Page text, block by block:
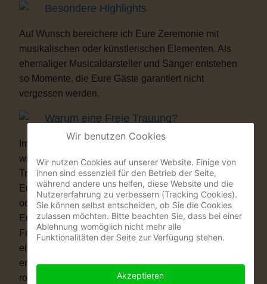
Besondere Highlights
Auf Wunsch bereichere ich Eure Zeremonie mit
musikalischen oder künstlerischen Elementen. Als
ehemaliger Musicaldarsteller und Sänger entstehen
so Momente, die Eure Gäste garantiert nicht
vergessen werden.
Warum eine Freie Trauung?
Immer mehr Paare wünschen sich eine Hochzeit, die
wirklich zu ihnen passt. Vielleicht ist eine kirchliche
Trauung nicht das Richtige für Euch. Vielleicht ist
Euch die standesamtliche Zeremonie allein zu kurz
oder zu unpersönlich. Eine Freie Trauung schenkt
Euch genau das, was Ihr Euch wünscht: völlige
Freiheit. Ob auf einer Wiese, am See, im Schloss, in
einer Scheune oder im eigenen Garten – Ihr
entscheidet, wo Ihr Euch das Ja-Wort gebt. Ob
romantisch, modern, elegant, locker, humorvoll oder
Wir benutzen Cookies
Wir nutzen Cookies auf unserer Website. Einige von
ihnen sind essenziell für den Betrieb der Seite,
während andere uns helfen, diese Website und die
Nutzererfahrung zu verbessern (Tracking Cookies).
Sie können selbst entscheiden, ob Sie die Cookies
zulassen möchten. Bitte beachten Sie, dass bei einer
Ablehnung womöglich nicht mehr alle
Funktionalitäten der Seite zur Verfügung stehen.
Akzeptieren